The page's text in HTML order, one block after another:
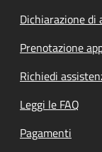
Dichiarazione di
Prenotazione
Richiedi
Leggi le FAQ
Pagamenti